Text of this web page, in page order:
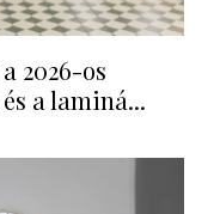
2026-os
a laminá...